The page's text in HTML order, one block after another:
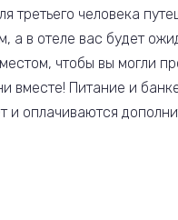
третьего человека
а в отеле вас будет
чтобы вы могли
вместе! Питание и
и оплачиваются